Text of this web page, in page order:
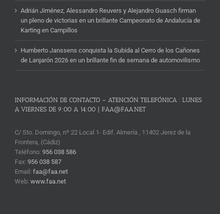
Adrián Jiménez, Alessandro Reuvers y Alejandro Guasch firman
un pleno de victorias en un brillante Campeonato de Andalucía de
Karting en Campillos
Humberto Janssens conquista la Subida al Cerro de los Cañones
de Lanjarón 2026 en un brillante fin de semana de automovilismo
INFORMACIÓN DE CONTACTO – ATENCIÓN TELEFÓNICA : LUNES
A VIERNES DE 9:00 A 14:00 | FAA@FAA.NET
C/ Sto. Domingo, nº 22 Local 1- Edif. Almería , 11402 Jerez de la
Frontera, (Cádiz)
Teléfono: 956 038 586
Fax: 956 038 587
Email: faa@faa.net
Web: www.faa.net